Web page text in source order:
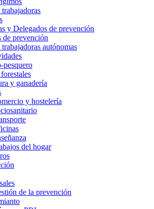
trabajadoras
y Delegados de prevención
de prevención
trabajadoras autónomas
pesquero
y ganadería
y hostelería
del hogar
de la prevención